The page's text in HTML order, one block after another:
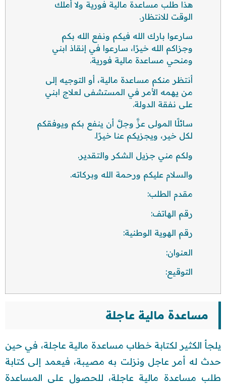
هذا طلب مساعدة مالية فورية ولا أملك
الوقت للانتظار.
سارعوا بارك الله فيكم ونفع الله بكم
وجزاكم الله خيرًا، سارعوا في إنقاذ ابني
ومنحي مساعدة مالية فورية.
أنتظر منكم مساعدة مالية، أو التوجيه إلى
من يهمه الأمر في المستشفى لعلاج ابني
على نفقة الدولة.
سائلًا المولى عزَّ وجلَّ أن ينفع بكم ويوفقكم
لكل خير، ويجزيكم عنا خيرًا.
ولكم مني جزيل الشكر والتقدير.
والسلام عليكم ورحمة الله وبركاته.
مقدم الطلب:
رقم الهاتف:
رقم الهوية الوطنية:
العنوان:
التوقيع:
مساعدة مالية عاجلة
يلجأ الكثير لكتابة خطاب مساعدة مالية عاجلة، في حين
حدث له أمر عاجل ونزلت به مصيبة، فيعمد إلى كتابة
طلب مساعدة مالية عاجلة، للحصول على المساعدة